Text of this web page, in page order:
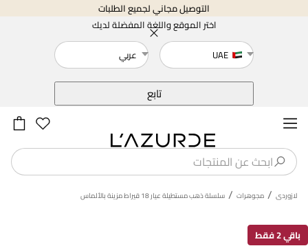
التوصيل مجاني لجميع الطلبات
اختر الموقع واللغة المفضلة لديك
UAE
عربي
تابع
لازوردى / مجوهرات / سلسلة ذهب مستطيلة عيار 18 قيراط مزينة بالألماس
باقي 2 فقط